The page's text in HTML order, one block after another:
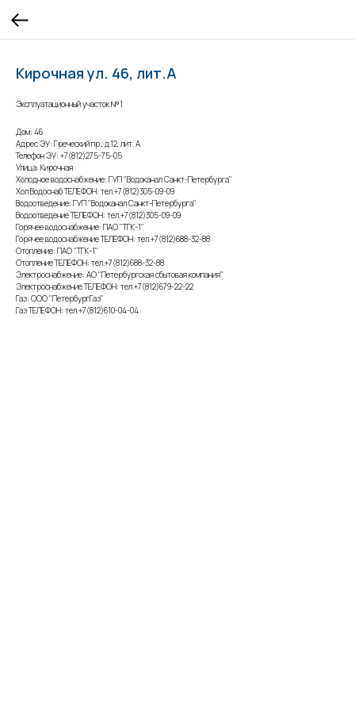
Кирочная ул. 46, лит.А
Эксплуатационный участок №1
Дом: 46
Адрес ЭУ: Греческий пр., д.12, лит. А
Телефон ЭУ: +7(812)275-75-05
Улица: Кирочная
Холодное водоснабжение: ГУП "Водоканал Санкт-Петербурга"
Хол Водоснаб ТЕЛЕФОН: тел.+7(812)305-09-09
Водоотведение: ГУП "Водоканал Санкт-Петербурга"
Водоотведение ТЕЛЕФОН: тел.+7(812)305-09-09
Горячее водоснабжение: ПАО "ТГК-1"
Горячее водоснабжение ТЕЛЕФОН: тел.+7(812)688-32-88
Отопление: ПАО "ТГК-1"
Отопление ТЕЛЕФОН: тел.+7(812)688-32-88
Электроснабжение: АО "Петербургская сбытовая компания"
Электроснабжение ТЕЛЕФОН: тел.+7(812)679-22-22
Газ: ООО "ПетербургГаз"
Газ ТЕЛЕФОН: тел.+7(812)610-04-04